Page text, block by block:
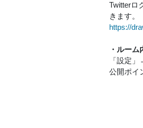
Twitterロ
きます。
https://
・ルー
「設定
公開ポイ